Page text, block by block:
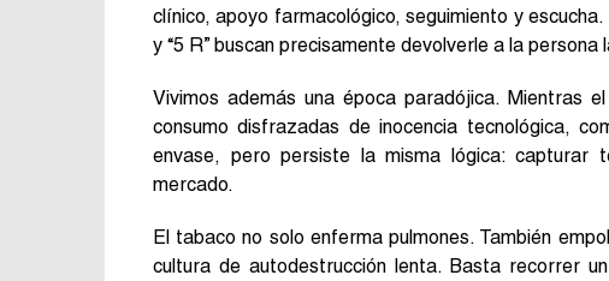
clínico, apoyo farmacológico, seguimiento y
y “5 R” buscan precisamente devolverle a la
Vivimos además una época paradójica. Mientras
consumo disfrazadas de inocencia tecnológica,
envase, pero persiste la misma lógica: capturar
mercado.
El tabaco no solo enferma pulmones. También
cultura de autodestrucción lenta. Basta recorrer